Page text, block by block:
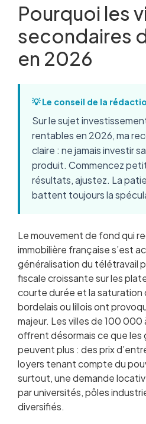
Pourquoi les
secondaires
en 2026
💡 Le conseil de la
Sur le sujet
rentables en 2026, ma
claire : ne jamais investir
produit. Commencez
résultats, ajustez. La
battent toujours la
Le mouvement de fond qui
immobilière française s’est
généralisation du télétravail
fiscale croissante sur les
courte durée et la saturation
bordelais ou lillois ont
majeur. Les villes de 100
offrent désormais ce que les
peuvent plus : des prix
loyers tenant compte du
surtout, une demande
par universités, pôles
diversifiés.